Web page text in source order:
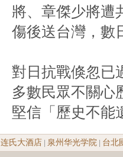
將、章傑少將遭
傷後送台灣，數
對日抗戰倏忽已
多數民眾不關心
堅信「歷史不能
连氏大酒店 泉州华光学院 台北